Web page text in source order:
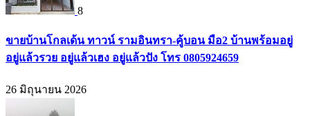
8
ขายบ้านโกลเด้น ทาวน์ รามอินทรา-คู้บอน มือ2 บ้านพร้อมอยู่
อยู่แล้วรวย อยู่แล้วเฮง อยู่แล้วปัง โทร 0805924659
26 มิถุนายน 2026